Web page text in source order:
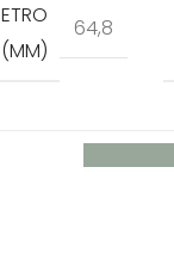
(MM)
64,8